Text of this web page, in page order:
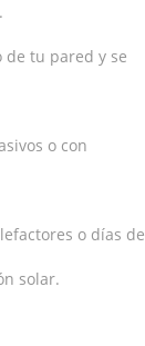
de tu pared y se
o con
o días de
solar.